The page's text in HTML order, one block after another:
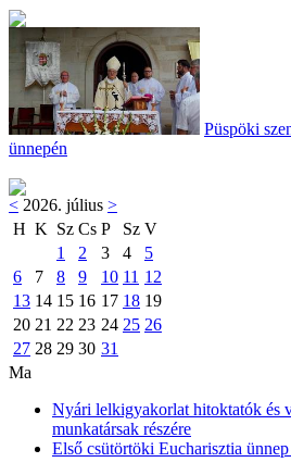
Püspöki
ünnepén
< 2026. július >
H K Sz Cs P Sz V
1
2 3 4
5
6
7 8 9 10 11 12
13 14 15 16 17 18 19
20 21 22 23 24 25 26
27 28 29 30 31
Ma
Nyári lelkigyakorlat hitoktatók és
munkatársak részére
Első csütörtöki Eucharisztia